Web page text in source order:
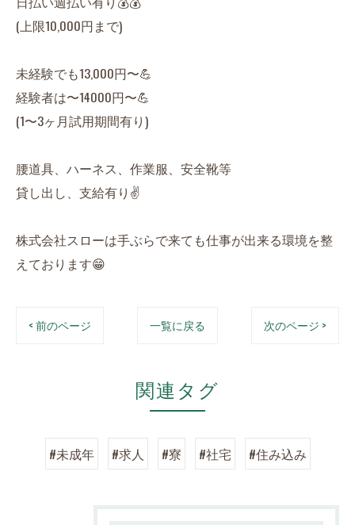
(上限10,000円まで)
未経験でも13,000円〜💪
経験者は〜14000円〜💪
(1〜3ヶ月試用期間有り)
腰道具、ハーネス、作業服、安全靴等
貸し出し、支給有り✌️
株式会社スローは手ぶらで来ても仕事が出来る環境を整
えております😁
< 前のページ 一覧に戻る 次のページ >
関連タグ
#未成年 #求人 #寮 #社宅 #住み込み